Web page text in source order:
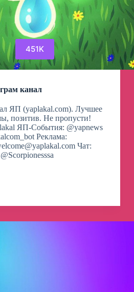
451K
канал
ЯП (yaplakal.com). Лучшее
позитив. Не пропусти!
ЯП-События: @yapnews
Реклама:
Чат: